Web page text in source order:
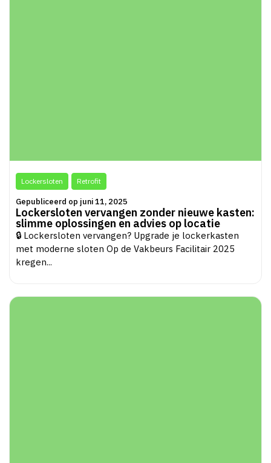
Lockersloten Retrofit
Gepubliceerd op juni 11, 2025
Lockersloten vervangen zonder nieuwe kasten:
slimme oplossingen en advies op locatie
🔒 Lockersloten vervangen? Upgrade je lockerkasten
met moderne sloten Op de Vakbeurs Facilitair 2025
kregen...